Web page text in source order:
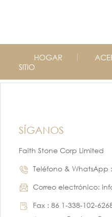
HOGAR
SITIO
SÍGANOS
Faith Stone Corp Limited
Teléfono & WhatsApp
Correo electrónico:
Fax : 86 1-338-102-